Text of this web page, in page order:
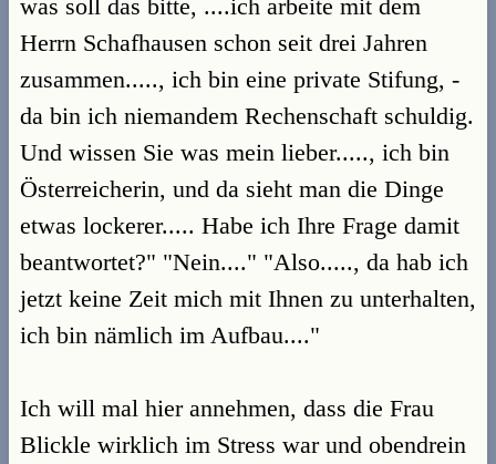
was soll das bitte, ....ich arbeite mit dem
Herrn Schafhausen schon seit drei Jahren
zusammen....., ich bin eine private Stifung, -
da bin ich niemandem Rechenschaft schuldig.
Und wissen Sie was mein lieber....., ich bin
Österreicherin, und da sieht man die Dinge
etwas lockerer..... Habe ich Ihre Frage damit
beantwortet?" "Nein...." "Also....., da hab ich
jetzt keine Zeit mich mit Ihnen zu unterhalten,
ich bin nämlich im Aufbau...."
Ich will mal hier annehmen, dass die Frau
Blickle wirklich im Stress war und obendrein